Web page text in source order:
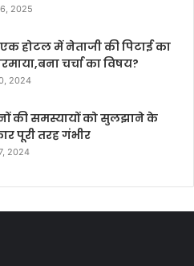
2025
होटल में नेताजी की पिटाई का
चर्चा का विषय?
2024
की समस्यायों को सुलझाने के
पूरी तरह गंभीर
2024